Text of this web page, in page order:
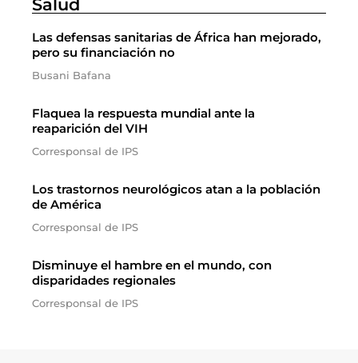
Salud
Las defensas sanitarias de África han mejorado,
pero su financiación no
Busani Bafana
Flaquea la respuesta mundial ante la
reaparición del VIH
Corresponsal de IPS
Los trastornos neurológicos atan a la población
de América
Corresponsal de IPS
Disminuye el hambre en el mundo, con
disparidades regionales
Corresponsal de IPS